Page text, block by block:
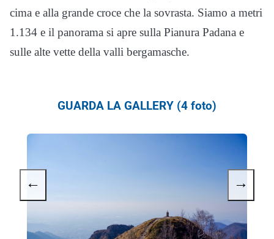
cima e alla grande croce che la sovrasta. Siamo a metri
1.134 e il panorama si apre sulla Pianura Padana e
sulle alte vette della valli bergamasche.
GUARDA LA GALLERY (4 foto)
← →